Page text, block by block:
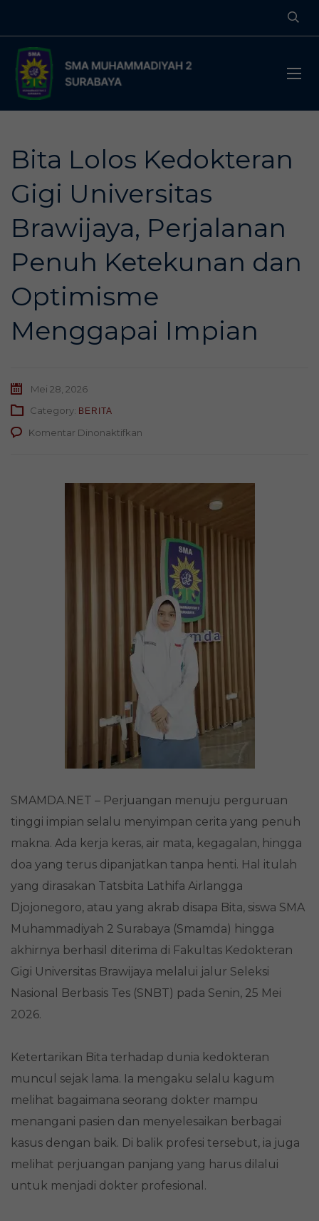
Bita Lolos Kedokteran
Gigi Universitas
Brawijaya, Perjalanan
Penuh Ketekunan dan
Optimisme
Menggapai Impian
Mei 28, 2026
Category: BERITA
Komentar Dinonaktifkan
Brawijaya,
Penuh
Ketekunan
Optimisme
Menggapai
Impian
SMAMDA.NET – Perjuangan menuju perguruan
tinggi impian selalu menyimpan cerita yang penuh
makna. Ada kerja keras, air mata, kegagalan, hingga
doa yang terus dipanjatkan tanpa henti. Hal itulah
yang dirasakan Tatsbita Lathifa Airlangga
Djojonegoro, atau yang akrab disapa Bita, siswa SMA
Muhammadiyah 2 Surabaya (Smamda) hingga
akhirnya berhasil diterima di Fakultas Kedokteran
Gigi Universitas Brawijaya melalui jalur Seleksi
Nasional Berbasis Tes (SNBT) pada Senin, 25 Mei
2026.
Ketertarikan Bita terhadap dunia kedokteran
muncul sejak lama. Ia mengaku selalu kagum
melihat bagaimana seorang dokter mampu
menangani pasien dan menyelesaikan berbagai
kasus dengan baik. Di balik profesi tersebut, ia juga
melihat perjuangan panjang yang harus dilalui
untuk menjadi dokter profesional.